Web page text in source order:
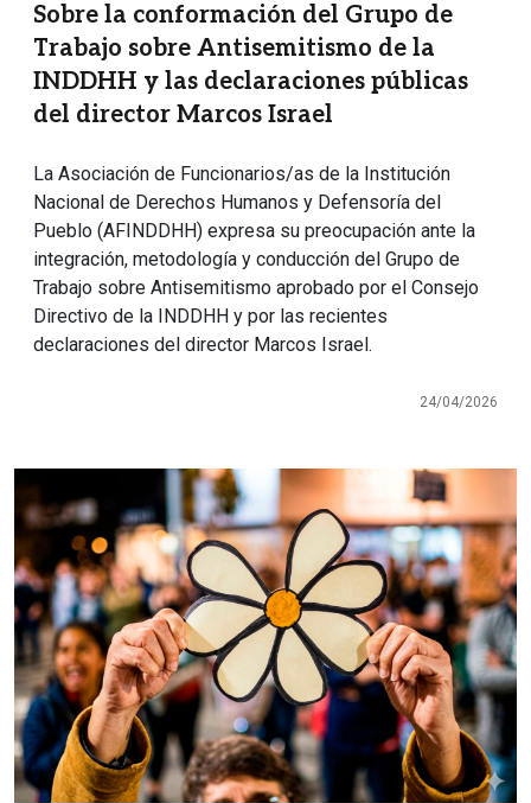
Sobre la conformación del Grupo de
Trabajo sobre Antisemitismo de la
INDDHH y las declaraciones públicas
del director Marcos Israel
La Asociación de Funcionarios/as de la Institución
Nacional de Derechos Humanos y Defensoría del
Pueblo (AFINDDHH) expresa su preocupación ante la
integración, metodología y conducción del Grupo de
Trabajo sobre Antisemitismo aprobado por el Consejo
Directivo de la INDDHH y por las recientes
declaraciones del director Marcos Israel.
24/04/2026
Imagen